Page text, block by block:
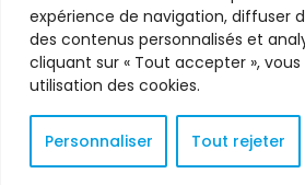
expérience de navigation, diffuser
des contenus personnalisés et
cliquant sur « Tout accepter »,
utilisation des cookies.
Personnaliser Tout rejeter
Contact
FAQ
Mentions légales
© 2023